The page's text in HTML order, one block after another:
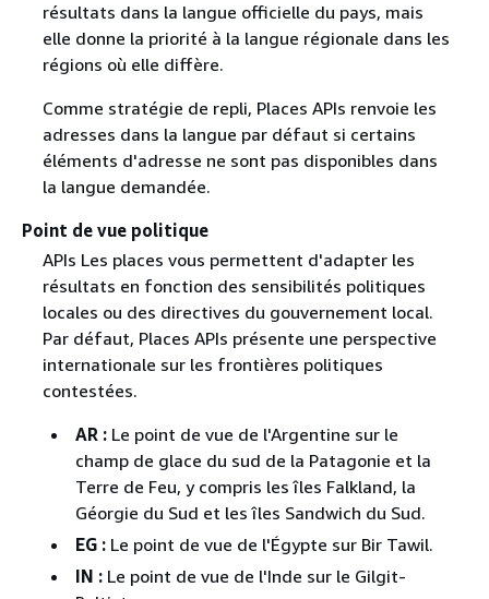
résultats dans la langue officielle du pays, mais
elle donne la priorité à la langue régionale dans les
régions où elle diffère.
Comme stratégie de repli, Places APIs renvoie les
adresses dans la langue par défaut si certains
éléments d'adresse ne sont pas disponibles dans
la langue demandée.
Point de vue politique
APIs Les places vous permettent d'adapter les
résultats en fonction des sensibilités politiques
locales ou des directives du gouvernement local.
Par défaut, Places APIs présente une perspective
internationale sur les frontières politiques
contestées.
AR :Le point de vue de l'Argentine sur le
champ de glace du sud de la Patagonie et la
Terre de Feu, y compris les îles Falkland, la
Géorgie du Sud et les îles Sandwich du Sud.
EG :Le point de vue de l'Égypte sur Bir Tawil.
IN :Le point de vue de l'Inde sur le Gilgit-